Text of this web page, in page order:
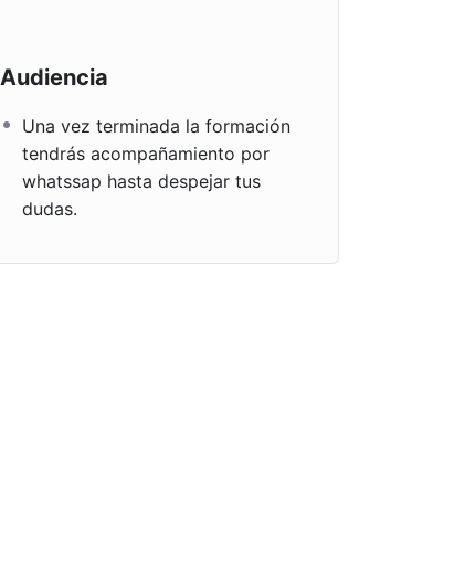
Audiencia
Una vez terminada la formación
tendrás acompañamiento por
whatssap hasta despejar tus
dudas.